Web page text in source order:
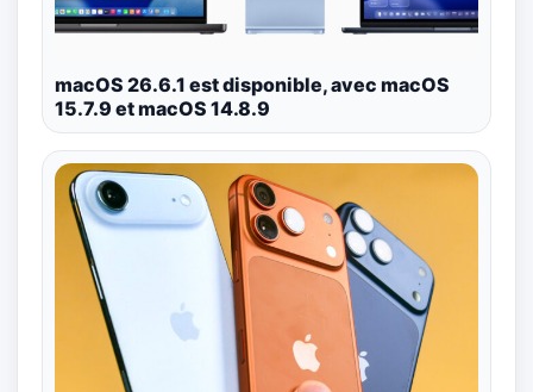
macOS 26.6.1 est disponible, avec macOS
15.7.9 et macOS 14.8.9